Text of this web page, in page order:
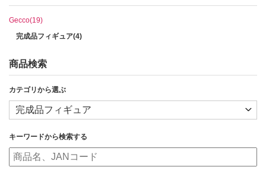
Gecco(19)
完成品フィギュア(4)
商品検索
カテゴリから選ぶ
キーワードから検索する